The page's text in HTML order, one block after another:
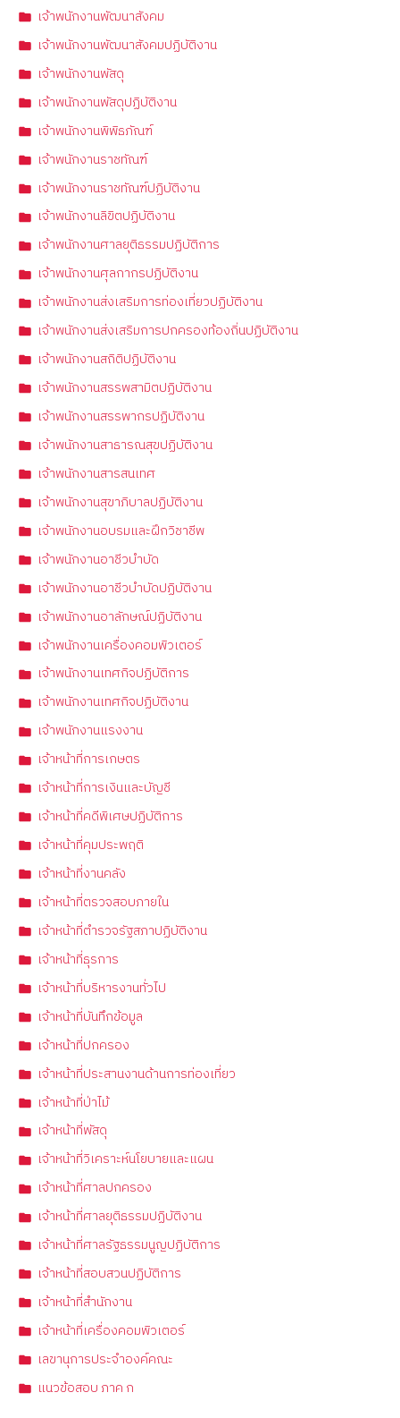
เจ้าพนักงานพัฒนาสังคม
เจ้าพนักงานพัฒนาสังคมปฏิบัติงาน
เจ้าพนักงานพัสดุ
เจ้าพนักงานพัสดุปฏิบัติงาน
เจ้าพนักงานพิพิธภัณฑ์
เจ้าพนักงานราชทัณฑ์
เจ้าพนักงานราชทัณฑ์ปฏิบัติงาน
เจ้าพนักงานลิขิตปฏิบัติงาน
เจ้าพนักงานศาลยุติธรรมปฏิบัติการ
เจ้าพนักงานศุลกากรปฏิบัติงาน
เจ้าพนักงานส่งเสริมการท่องเที่ยวปฏิบัติงาน
เจ้าพนักงานส่งเสริมการปกครองท้องถิ่นปฏิบัติงาน
เจ้าพนักงานสถิติปฏิบัติงาน
เจ้าพนักงานสรรพสามิตปฏิบัติงาน
เจ้าพนักงานสรรพากรปฏิบัติงาน
เจ้าพนักงานสาธารณสุขปฏิบัติงาน
เจ้าพนักงานสารสนเทศ
เจ้าพนักงานสุขาภิบาลปฏิบัติงาน
เจ้าพนักงานอบรมและฝึกวิชาชีพ
เจ้าพนักงานอาชีวบำบัด
เจ้าพนักงานอาชีวบำบัดปฏิบัติงาน
เจ้าพนักงานอาลักษณ์ปฏิบัติงาน
เจ้าพนักงานเครื่องคอมพิวเตอร์
เจ้าพนักงานเทศกิจปฏิบัติการ
เจ้าพนักงานเทศกิจปฏิบัติงาน
เจ้าพนักงานแรงงาน
เจ้าหน้าที่การเกษตร
เจ้าหน้าที่การเงินและบัญชี
เจ้าหน้าที่คดีพิเศษปฏิบัติการ
เจ้าหน้าที่คุมประพฤติ
เจ้าหน้าที่งานคลัง
เจ้าหน้าที่ตรวจสอบภายใน
เจ้าหน้าที่ตำรวจรัฐสภาปฏิบัติงาน
เจ้าหน้าที่ธุรการ
เจ้าหน้าที่บริหารงานทั่วไป
เจ้าหน้าที่บันทึกข้อมูล
เจ้าหน้าที่ปกครอง
เจ้าหน้าที่ประสานงานด้านการท่องเที่ยว
เจ้าหน้าที่ป่าไม้
เจ้าหน้าที่พัสดุ
เจ้าหน้าที่วิเคราะห์นโยบายและแผน
เจ้าหน้าที่ศาลปกครอง
เจ้าหน้าที่ศาลยุติธรรมปฏิบัติงาน
เจ้าหน้าที่ศาลรัฐธรรมนูญปฏิบัติการ
เจ้าหน้าที่สอบสวนปฏิบัติการ
เจ้าหน้าที่สำนักงาน
เจ้าหน้าที่เครื่องคอมพิวเตอร์
เลขานุการประจำองค์คณะ
แนวข้อสอบ ภาค ก